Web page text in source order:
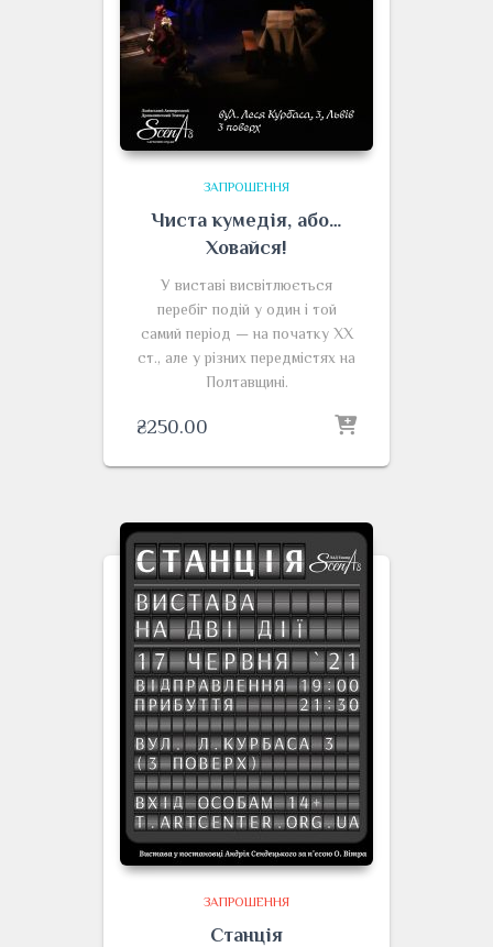
ЗАПРОШЕННЯ
Чиста кумедія, або…
Ховайся!
У виставі висвітлюється
перебіг подій у один і той
самий період — на початку ХХ
ст., але у різних передмістях на
Полтавщині.
₴250.00
ЗАПРОШЕННЯ
Станція